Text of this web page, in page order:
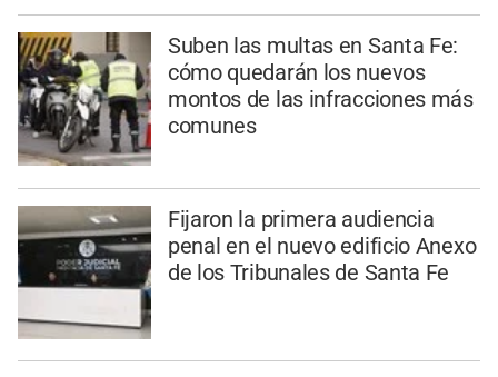
Suben las multas en Santa Fe:
cómo quedarán los nuevos
montos de las infracciones más
comunes
Fijaron la primera audiencia
penal en el nuevo edificio Anexo
de los Tribunales de Santa Fe